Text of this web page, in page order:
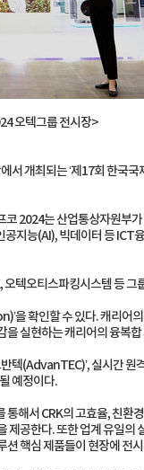
오텍그룹 전시장>
개최되는 ‘제17회 한국
코 2024는 산업통상자원
지능(AI), 빅데이터 등 ICT
텍오티스파킹시스템 등
확인할 수 있다. 캐리어
실현하는 캐리어의 융복
텍(AdvanTEC)’, 실시간
예정이다.
해서 CRK의 고효율, 친환
공한다. 또한 업계 유일의
션 핵심 제품들이 현장에 전